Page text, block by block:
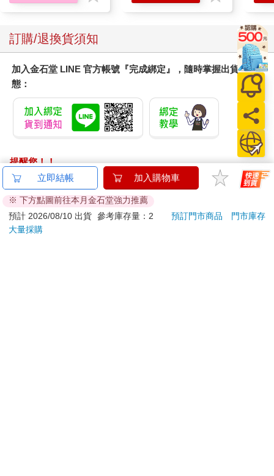
Storybook
訂購/退換貨須知
加入金石堂 LINE 官方帳號『完成綁定』，隨時掌握出貨動
態：
提醒您！！
金石堂及銀行均不會請您操作ATM! 如接獲電話要求您前往
ATM提款機，請不要聽從指示，以免受騙上當！
退換貨須知：
**提醒您，鑑賞期不等於試用期，退回商品須為全新狀態**
立即結帳 加入購物車
※ 下方點圖前往本月金石堂強力推薦
預計 2026/08/10 出貨 參考庫存量：2 預訂門市商品
門市庫存
大量採購